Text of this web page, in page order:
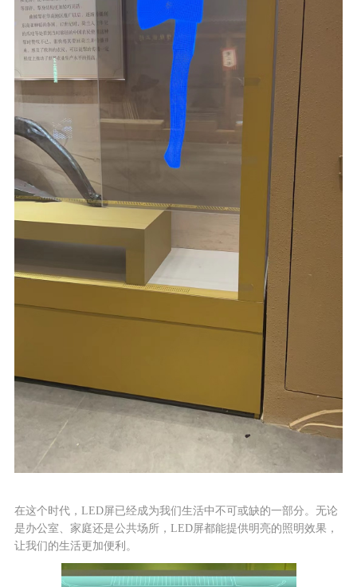
在这个时代，LED屏已经成为我们生活中不可或缺的一部分。无论
是办公室、家庭还是公共场所，LED屏都能提供明亮的照明效果，
让我们的生活更加便利。